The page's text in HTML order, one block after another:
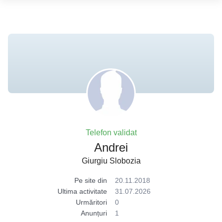
Telefon validat
Andrei
Giurgiu Slobozia
Pe site din
20.11.2018
Ultima activitate
31.07.2026
Urmăritori
0
Anunțuri
1